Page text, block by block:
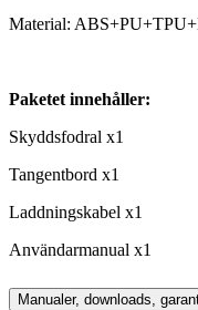
Material:
Paketet innehåller:
Skyddsfodral x1
Tangentbord x1
Laddningskabel x1
Användarmanual x1
Manualer, downloads,